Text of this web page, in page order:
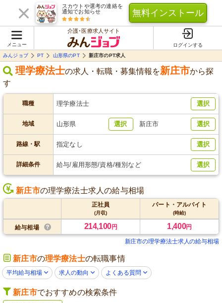
スカウトや選考の連絡を
通知でお知らせ
無料インストール
メニュー
介護･医療求人サイト
ログインする
みんジョブ
PT 山形県のPT 新庄市のPT求人
理学療法士の求人・転職・募集情報を新庄市から探
す
職種 理学療法士 選択
地域 山形県 選択 新庄市 選択
路線・駅 指定なし 選択
詳細条件 給与/雇用形態/資格/種別など 選択
新庄市の理学療法士求人の給与相場
正社員
(月収)
パート・アルバイト
(時給)
給与相場 214,100円 1,400円
新庄市の理学療法士求人の給与相場
新庄市の理学療法士の転職事情
平均給与相場 求人の動向 よくある質問
新庄市でおすすめの検索条件